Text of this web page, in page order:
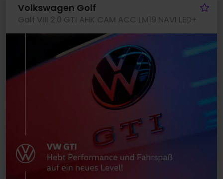
Volkswagen Golf
Golf VIII 2.0 GTI AHK CAM ACC LM19 NAVI LED+